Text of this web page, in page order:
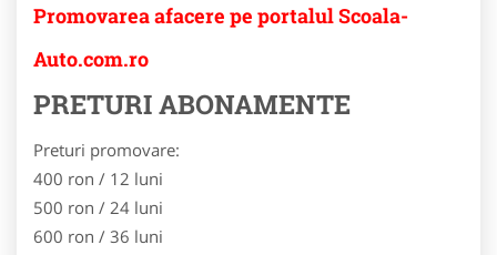
Promovarea afacere pe portalul Scoala-
Auto.com.ro
PRETURI ABONAMENTE
Preturi promovare:
400 ron / 12 luni
500 ron / 24 luni
600 ron / 36 luni